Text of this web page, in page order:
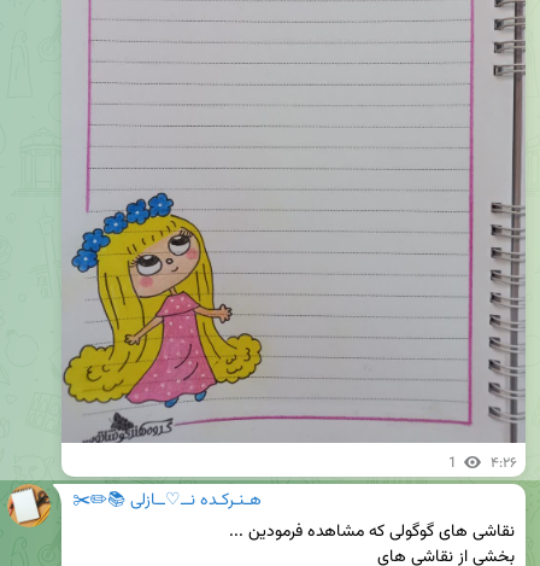
1 ۴:۲۶
هـنـرکـده نــ♡ــازلی 📚✏️✂️